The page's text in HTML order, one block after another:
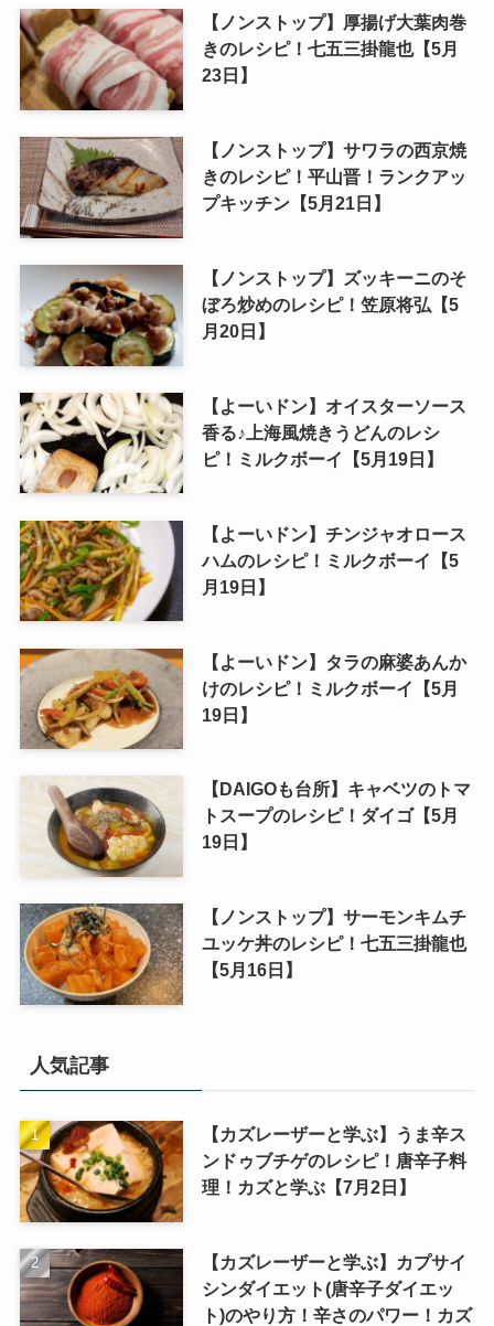
【ノンストップ】厚揚げ大葉肉巻
きのレシピ！七五三掛龍也【5月
23日】
【ノンストップ】サワラの西京焼
きのレシピ！平山晋！ランクアッ
プキッチン【5月21日】
【ノンストップ】ズッキーニのそ
ぼろ炒めのレシピ！笠原将弘【5
月20日】
【よーいドン】オイスターソース
香る♪上海風焼きうどんのレシ
ピ！ミルクボーイ【5月19日】
【よーいドン】チンジャオロース
ハムのレシピ！ミルクボーイ【5
月19日】
【よーいドン】タラの麻婆あんか
けのレシピ！ミルクボーイ【5月
19日】
【DAIGOも台所】キャベツのトマ
トスープのレシピ！ダイゴ【5月
19日】
【ノンストップ】サーモンキムチ
ユッケ丼のレシピ！七五三掛龍也
【5月16日】
人気記事
【カズレーザーと学ぶ】うま辛ス
ンドゥブチゲのレシピ！唐辛子料
理！カズと学ぶ【7月2日】
【カズレーザーと学ぶ】カプサイ
シンダイエット(唐辛子ダイエッ
ト)のやり方！辛さのパワー！カズ